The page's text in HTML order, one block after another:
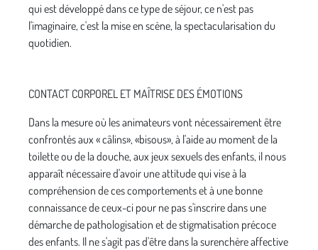
qui est déve­loppé dans ce type de séjour, ce n'est pas
l'imaginaire, c'est la mise en scène, la spectacularisation du
quotidien.
CONTACT CORPOREL ET MAÎTRISE DES ÉMOTIONS
Dans la mesure où les animateurs vont nécessairement être
confrontés aux « câlins», «bisous», à l'aide au moment de la
toilette ou de la douche, aux jeux sexuels des enfants, il nous
apparaît nécessaire d'avoir une attitude qui vise à la
compréhension de ces comportements et à une bonne
connaissance de ceux-ci pour ne pas s'inscrire dans une
démarche de pathologisation et de stigmatisation précoce
des enfants. Il ne s'agit pas d'être dans la surenchère affective